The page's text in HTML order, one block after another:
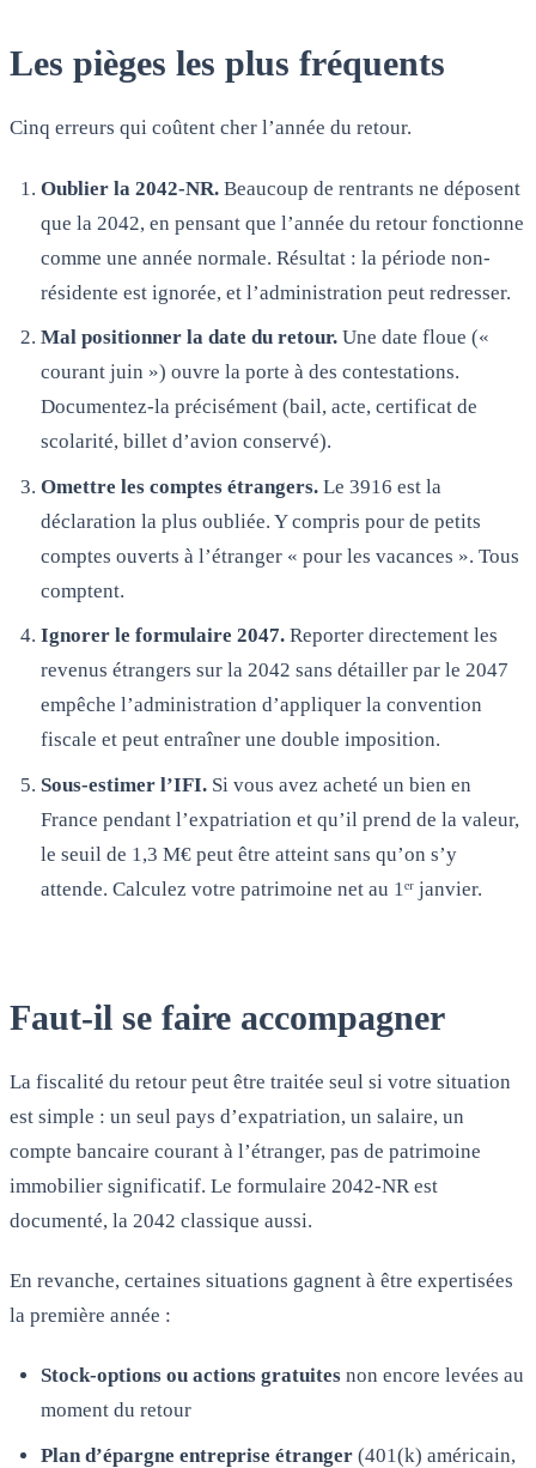
Les pièges les plus fréquents
Cinq erreurs qui coûtent cher l’année du retour.
Oublier la 2042-NR.Beaucoup de rentrants ne déposent
que la 2042, en pensant que l’année du retour fonctionne
comme une année normale. Résultat : la période non-
résidente est ignorée, et l’administration peut redresser.
Mal positionner la date du retour.Une date floue («
courant juin ») ouvre la porte à des contestations.
Documentez-la précisément (bail, acte, certificat de
scolarité, billet d’avion conservé).
Omettre les comptes étrangers.Le 3916 est la
déclaration la plus oubliée. Y compris pour de petits
comptes ouverts à l’étranger « pour les vacances ». Tous
comptent.
Ignorer le formulaire 2047.Reporter directement les
revenus étrangers sur la 2042 sans détailler par le 2047
empêche l’administration d’appliquer la convention
fiscale et peut entraîner une double imposition.
Sous-estimer l’IFI.Si vous avez acheté un bien en
France pendant l’expatriation et qu’il prend de la valeur,
le seuil de 1,3 M€ peut être atteint sans qu’on s’y
attende. Calculez votre patrimoine net au 1ᵉʳ janvier.
Faut-il se faire accompagner
La fiscalité du retour peut être traitée seul si votre situation
est simple : un seul pays d’expatriation, un salaire, un
compte bancaire courant à l’étranger, pas de patrimoine
immobilier significatif. Le formulaire 2042-NR est
documenté, la 2042 classique aussi.
En revanche, certaines situations gagnent à être expertisées
la première année :
Stock-options ou actions gratuitesnon encore levées au
moment du retour
Plan d’épargne entreprise étranger(401(k) américain,